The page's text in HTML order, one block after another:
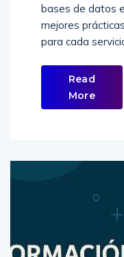
bases de datos
mejores
para cada
Read
More